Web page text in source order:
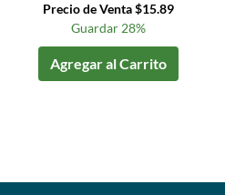
Precio de Venta $15.89
Guardar 28%
Agregar al Carrito